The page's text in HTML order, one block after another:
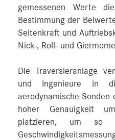
gemessenen Werte
Bestimmung der
Seitenkraft und
Nick-, Roll- und
Die Traversieranlage
und Ingenieure in
aerodynamische
hoher Genauigkeit
platzieren, um so